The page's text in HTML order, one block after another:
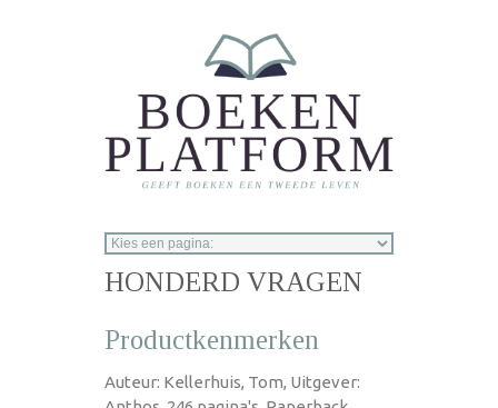
HONDERD VRAGEN
Productkenmerken
Auteur: Kellerhuis, Tom, Uitgever: